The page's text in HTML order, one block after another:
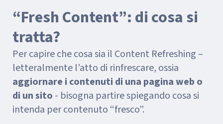
“Fresh Content”: di cosa si
tratta?
Per capire che cosa sia il Content Refreshing –
letteralmente l’atto di rinfrescare, ossia
aggiornare i contenuti di una pagina web o
di un sito - bisogna partire spiegando cosa si
intenda per contenuto “fresco”.